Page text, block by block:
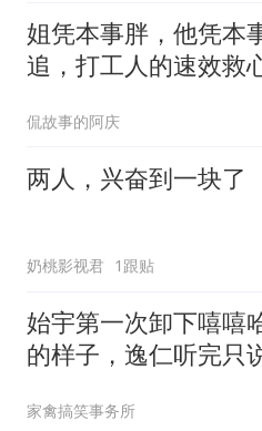
姐凭本事胖，他凭本
追，打工人的速效救
侃故事的阿庆
两人，兴奋到一块了
奶桃影视君 1跟贴
始宇第一次卸下嘻嘻
的样子，逸仁听完只
家禽搞笑事务所